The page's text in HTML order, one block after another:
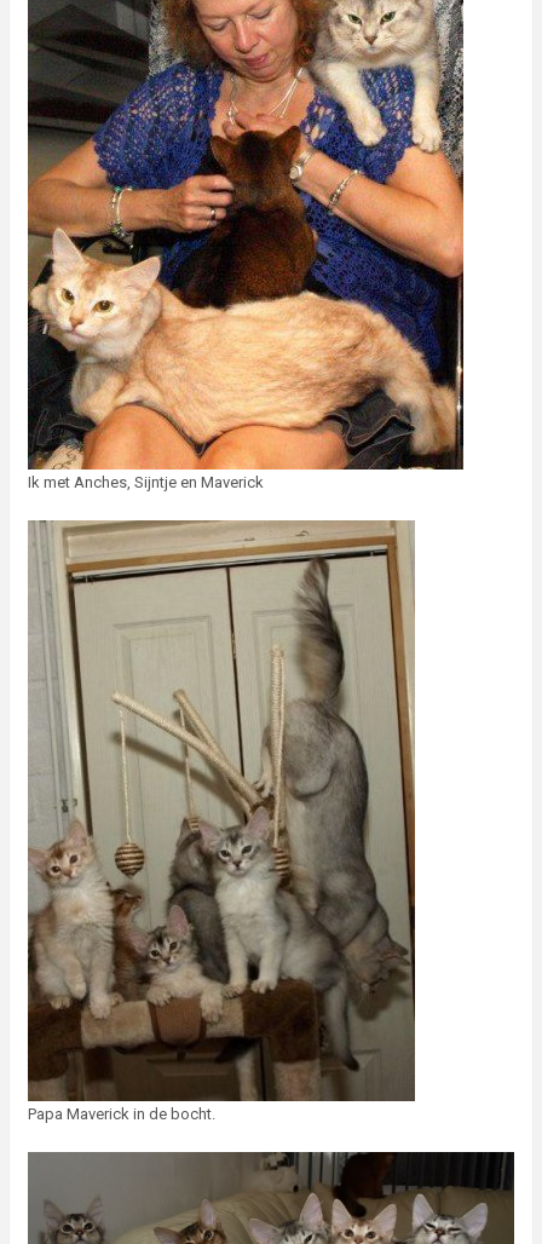
Ik met Anches, Sijntje en Maverick
Papa Maverick in de bocht.